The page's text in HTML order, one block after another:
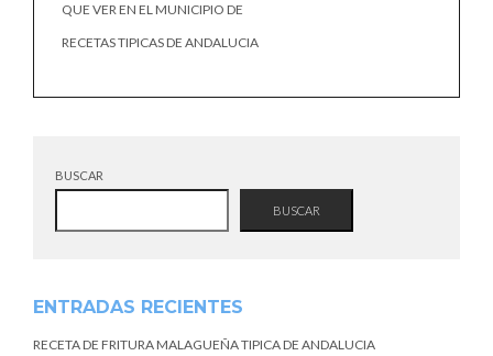
QUE VER EN EL MUNICIPIO DE
RECETAS TIPICAS DE ANDALUCIA
BUSCAR
BUSCAR
ENTRADAS RECIENTES
RECETA DE FRITURA MALAGUEÑA TIPICA DE ANDALUCIA